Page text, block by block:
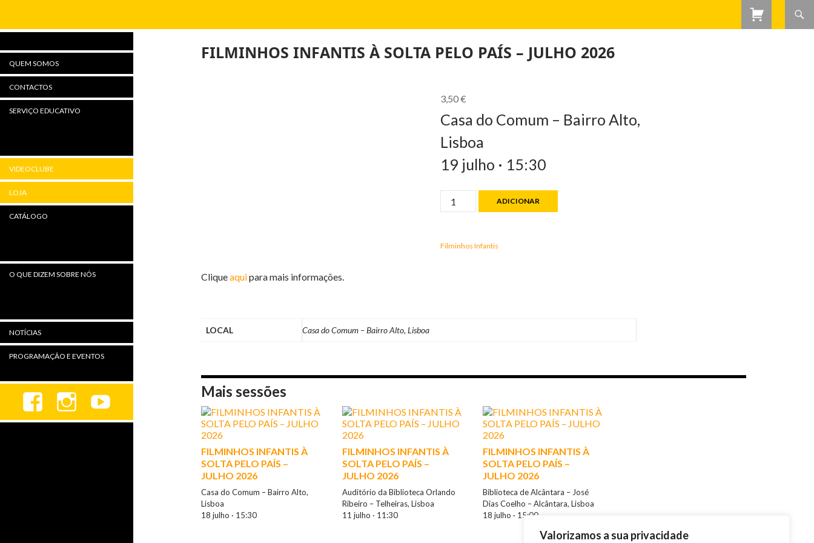
Valorizamos a sua privacidade
FILMINHOS INFANTIS À SOLTA PELO PAÍS – JULHO 2026
3,50€
Casa do Comum – Bairro Alto,
Lisboa
19 julho · 15:30
À
ADICIONAR
Filminhos Infantis
Cliqueaquipara mais informações.
LOCAL Casa do Comum – Bairro Alto, Lisboa
Mais sessões
FILMINHOS INFANTIS À
SOLTA PELO PAÍS –
JULHO 2026
Casa do Comum – Bairro Alto,
Lisboa
18 julho · 15:30
FILMINHOS INFANTIS À
SOLTA PELO PAÍS –
JULHO 2026
Auditório da Biblioteca Orlando
Ribeiro – Telheiras, Lisboa
11 julho · 11:30
FILMINHOS INFANTIS À
SOLTA PELO PAÍS –
JULHO 2026
Biblioteca de Alcântara – José
Dias Coelho – Alcântara, Lisboa
18 julho · 15:00
QUEM SOMOS
CONTACTOS
SERVIÇO EDUCATIVO
VIDEOCLUBE
LOJA
CATÁLOGO
O QUE DIZEM SOBRE NÓS
NOTÍCIAS
PROGRAMAÇÃO E EVENTOS